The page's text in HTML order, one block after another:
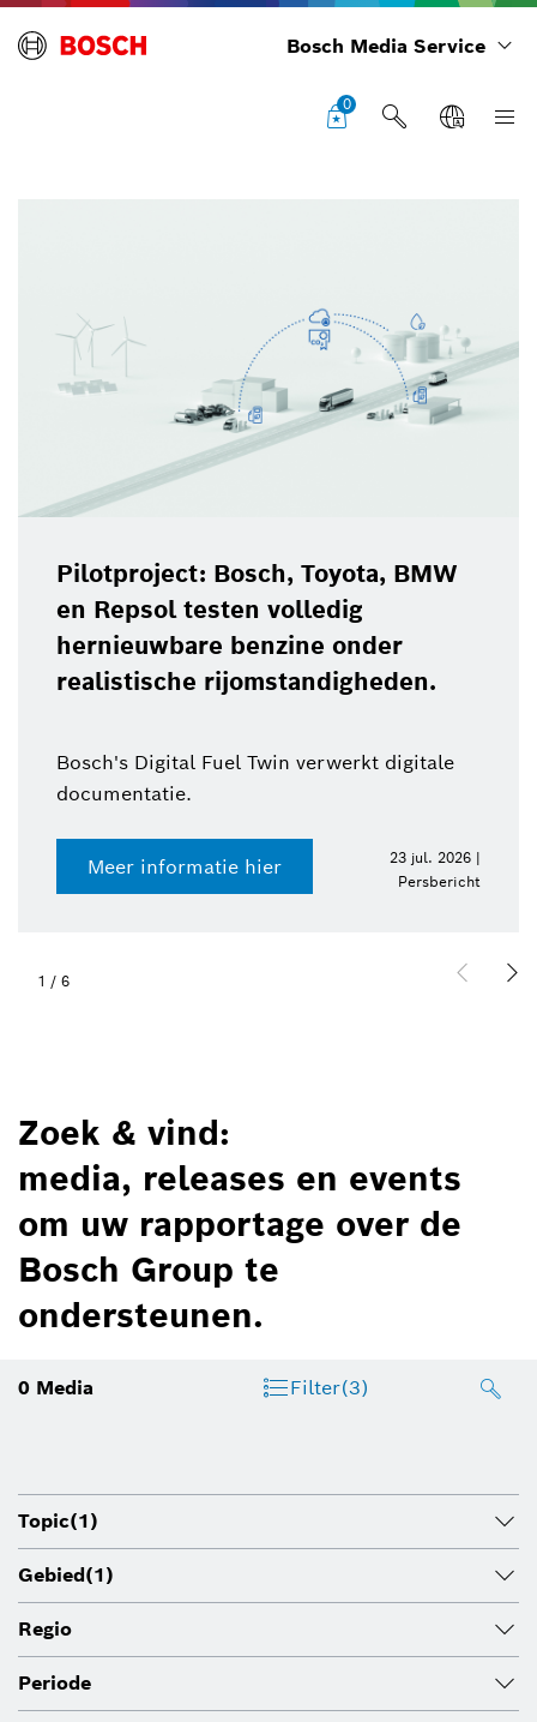
Bosch Media Service
0
Pilotproject: Bosch, Toyota, BMW
en Repsol testen volledig
hernieuwbare benzine onder
realistische rijomstandigheden.
Bosch's Digital Fuel Twin verwerkt digitale
documentatie.
Meer informatie hier
23 jul. 2026 |
Persbericht
1 / 6
Zoek & vind:
media, releases en events
om uw rapportage over de
Bosch Group te
ondersteunen.
0 Media Filter(3)
Topic(1)
Gebied(1)
Regio
Periode